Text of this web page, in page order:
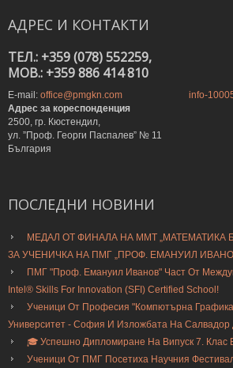
АДРЕС И КОНТАКТИ
ТЕЛ.: +359 (078) 552259,
MOB.: +359 886 414 810
E-mail: office@pmgkn.com
info-
Адрес за кореспонденция
2500, гр. Кюстендил,
ул. ”Проф. Георги Паспалев” № 11
България
ПОСЛЕДНИ НОВИНИ
МЕДАЛ ОТ ФИНАЛА НА ММТ „МАТЕМАТИКА
ЗА УЧЕНИЧКА НА ПМГ „ПРОФ. ЕМАНУИЛ
ПМГ "Проф. Емануил Иванов" Част От
Intel® Skills For Innovation (SFI) Certified School!
Ученици От Професия "Компютърна
Университет - София И Изложбата На Салвадор
🎓 Успешно Дипломиране На Випуск 7. Клас
Ученици От ПМГ Посетиха Научния